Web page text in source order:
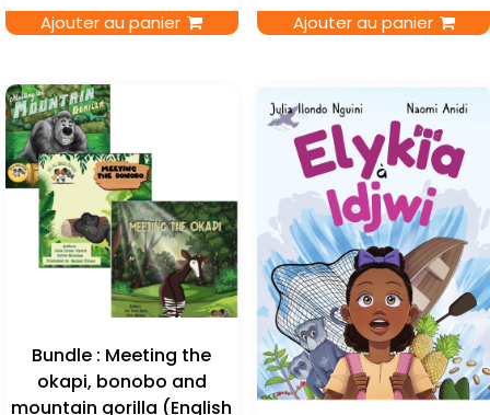
Ajouter au panier Ajouter au panier
Bundle : Meeting the
okapi, bonobo and
mountain gorilla (English